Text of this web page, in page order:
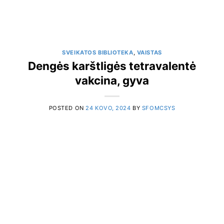
SVEIKATOS BIBLIOTEKA, VAISTAS
Dengės karštligės tetravalentė
vakcina, gyva
POSTED ON 24 KOVO, 2024 BY SFOMCSYS